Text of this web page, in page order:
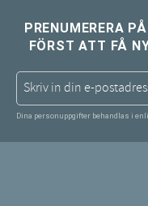
PRENUMERERA
FÖRST ATT FÅ
Dina personuppgifter behandlas i